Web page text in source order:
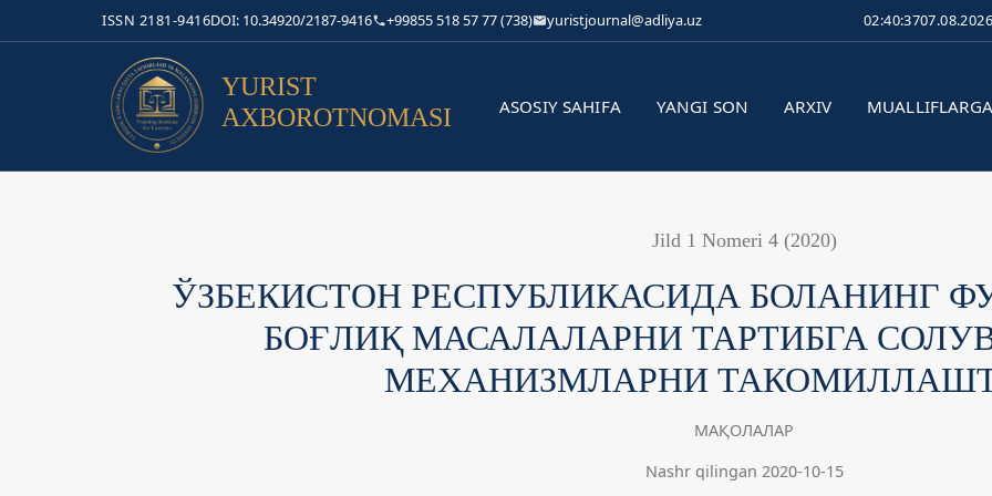
ISSN 2181-9416DOI: 10.34920/2187-9416 +99855 518 57 77 (738) yuristjournal@adliya.uz 02:40:38
YURIST
AXBOROTNOMASI
ASOSIY SAHIFA YANGI SON ARXIV MUALLIFLARGA
Jild 1 Nomeri 4 (2020)
ЎЗБЕКИСТОН РЕСПУБЛИКАСИДА БОЛАНИНГ
БОҒЛИҚ МАСАЛАЛАРНИ ТАРТИБГА
МЕХАНИЗМЛАРНИ
МАҚОЛАЛАР
Nashr qilingan 2020-10-15